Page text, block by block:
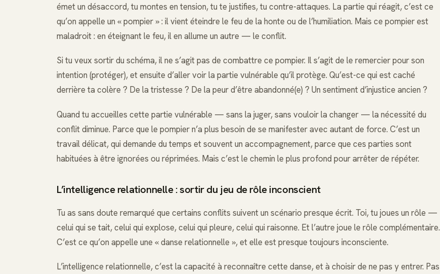
émet un désaccord, tu montes en tension, tu te justifies, tu contre-attaques. La partie qui réagit, c’est ce
qu’on appelle un « pompier » : il vient éteindre le feu de la honte ou de l’humiliation. Mais ce pompier est
maladroit : en éteignant le feu, il en allume un autre — le conflit.
Si tu veux sortir du schéma, il ne s’agit pas de combattre ce pompier. Il s’agit de le remercier pour son
intention (protéger), et ensuite d’aller voir la partie vulnérable qu’il protège. Qu’est-ce qui est caché
derrière ta colère ? De la tristesse ? De la peur d’être abandonné(e) ? Un sentiment d’injustice ancien ?
Quand tu accueilles cette partie vulnérable — sans la juger, sans vouloir la changer — la nécessité du
conflit diminue. Parce que le pompier n’a plus besoin de se manifester avec autant de force. C’est un
travail délicat, qui demande du temps et souvent un accompagnement, parce que ces parties sont
habituées à être ignorées ou réprimées. Mais c’est le chemin le plus profond pour arrêter de répéter.
L’intelligence relationnelle : sortir du jeu de rôle inconscient
Tu as sans doute remarqué que certains conflits suivent un scénario presque écrit. Toi, tu joues un rôle —
celui qui se tait, celui qui explose, celui qui pleure, celui qui raisonne. Et l’autre joue le rôle complémentaire.
C’est ce qu’on appelle une « danse relationnelle », et elle est presque toujours inconsciente.
L’intelligence relationnelle, c’est la capacité à reconnaître cette danse, et à choisir de ne pas y entrer. Pas